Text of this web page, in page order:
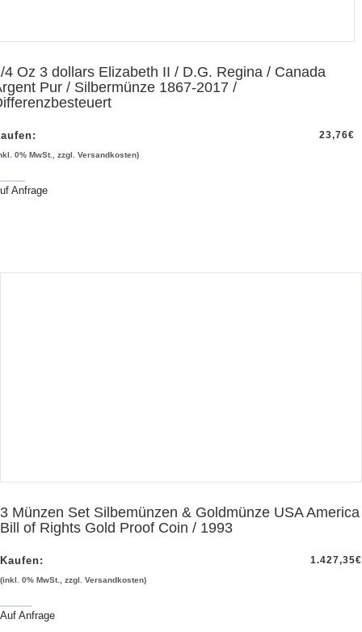
4 Oz 3 dollars Elizabeth II / D.G. Regina / Canada
Pur / Silbermünze 1867-2017 /
23,76€
0% MwSt., zzgl. Versandkosten)
Anfrage
3 Münzen Set Silbemünzen & Goldmünze USA America
Bill of Rights Gold Proof Coin / 1993
Kaufen: 1.427,35€
(inkl. 0% MwSt., zzgl. Versandkosten)
Auf Anfrage